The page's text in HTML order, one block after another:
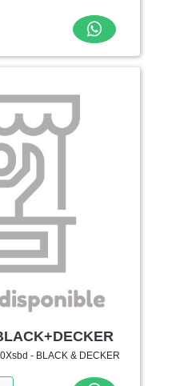
- BLACK & DECKER